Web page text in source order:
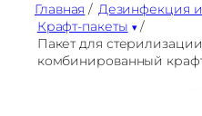
Главная / Дезинфекция
Крафт-пакеты /
Пакет для
комбинированный